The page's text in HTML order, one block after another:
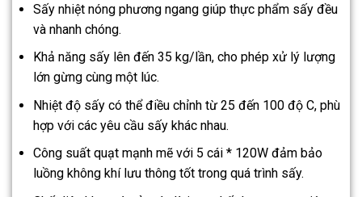
Sấy nhiệt nóng phương ngang giúp thực phẩm sấy đều
và nhanh chóng.
Khả năng sấy lên đến 35 kg/lần, cho phép xử lý lượng
lớn gừng cùng một lúc.
Nhiệt độ sấy có thể điều chỉnh từ 25 đến 100 độ C, phù
hợp với các yêu cầu sấy khác nhau.
Công suất quạt mạnh mẽ với 5 cái * 120W đảm bảo
luồng không khí lưu thông tốt trong quá trình sấy.